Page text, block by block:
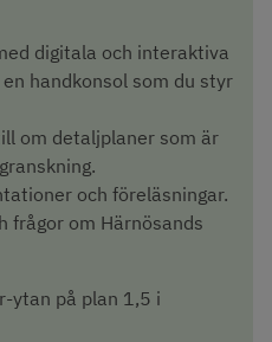
digitala och interaktiva
handkonsol som du styr
om detaljplaner som är
och föreläsningar.
frågor om Härnösands
ytan på plan 1,5 i